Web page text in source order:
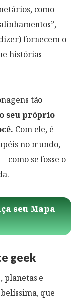
como
fornecem o
histórias
tão
seu próprio
Com ele, é
no mundo,
como se fosse o
seu Mapa
geek
planetas e
que